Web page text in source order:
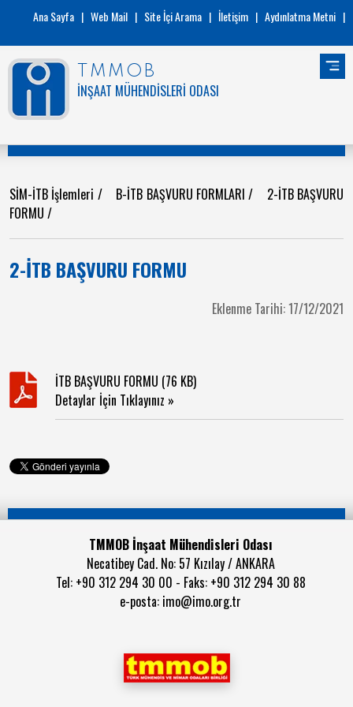
Ana Sayfa | Web Mail | Site İçi Arama | İletişim | Aydınlatma Metni |
TMMOB
İNŞAAT MÜHENDİSLERİ ODASI
SİM-İTB İşlemleri / B-İTB BAŞVURU FORMLARI/ 2-İTB BAŞVURU
FORMU /
2-İTB BAŞVURU FORMU
Eklenme Tarihi: 17/12/2021
İTB BAŞVURU FORMU (76 KB)
Detaylar İçin Tıklayınız »
TMMOB İnşaat Mühendisleri Odası
Necatibey Cad. No: 57 Kızılay / ANKARA
Tel: +90 312 294 30 00 - Faks: +90 312 294 30 88
e-posta: imo@imo.org.tr